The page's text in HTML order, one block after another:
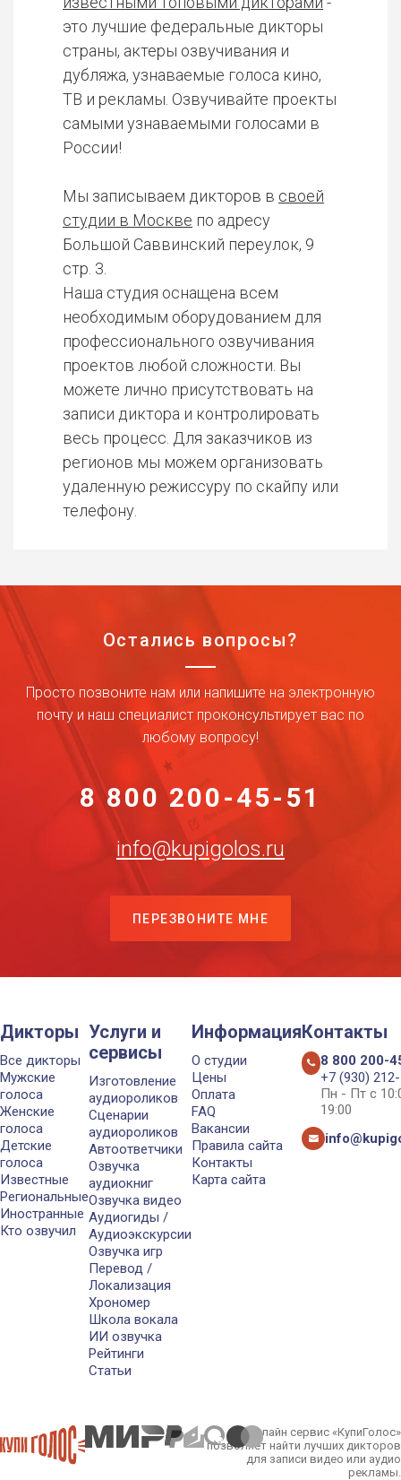
это лучшие федеральные дикторы
страны, актеры озвучивания и
дубляжа, узнаваемые голоса кино,
ТВ и рекламы. Озвучивайте проекты
самыми узнаваемыми голосами в
России!
Мы записываем дикторов в своей
студии в Москве по адресу
Большой Саввинский переулок, 9
стр. 3.
Наша студия оснащена всем
необходимым оборудованием для
профессионального озвучивания
проектов любой сложности. Вы
можете лично присутствовать на
записи диктора и контролировать
весь процесс. Для заказчиков из
регионов мы можем организовать
удаленную режиссуру по скайпу или
телефону.
Остались вопросы?
Просто позвоните нам или напишите на электронную
почту и наш специалист проконсультирует вас по
любому вопросу!
8 800 200-45-51
info@kupigolos.ru
ПЕРЕЗВОНИТЕ МНЕ
Дикторы
Все дикторы
Мужские
голоса
Женские
голоса
Детские
голоса
Известные
Региональные
Иностранные
Кто озвучил
Услуги и
сервисы
Изготовление
аудиороликов
Сценарии
аудиороликов
Автоответчики
Озвучка
аудиокниг
Озвучка видео
Аудиогиды /
Аудиоэкскурсии
Озвучка игр
Перевод /
Локализация
Хрономер
Школа вокала
ИИ озвучка
Рейтинги
Статьи
Информация
О студии
Цены
Оплата
FAQ
Вакансии
Правила сайта
Контакты
Карта сайта
Контакты
8 800 200-
+7 (930)
Пн - Пт с
19:00
Онлайн сервис «КупиГолос»
позволяет найти лучших дикторов
для записи видео или аудио
рекламы.